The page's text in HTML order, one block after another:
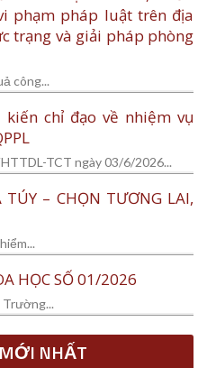
phạm pháp luật trên địa
trạng và giải pháp phòng
công...
chỉ đạo về nhiệm vụ
TCT ngày 03/6/2026...
– CHỌN TƯƠNG LAI,
HỌC SỐ 01/2026
NHẤT